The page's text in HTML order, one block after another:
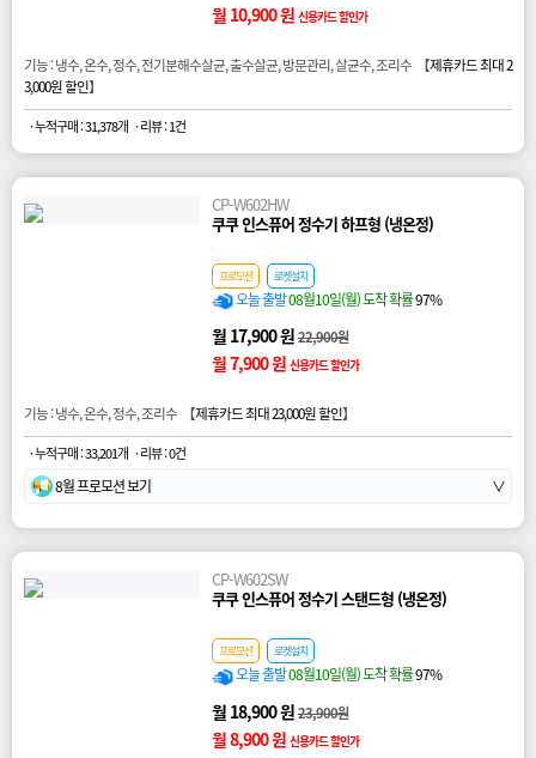
월 10,900 원 신용카드 할인가
기능 : 냉수, 온수, 정수, 전기분해수살균, 출수살균, 방문관리, 살균수, 조리수 【제휴카드 최대 2
3,000원 할인】
· 누적구매 : 31,378개 · 리뷰 : 1건
CP-W602HW
쿠쿠 인스퓨어 정수기 하프형 (냉온정)
프로모션 로켓설치
오늘 출발08월10일(월) 도착 확률97%
월 17,900 원22,900원
월 7,900 원 신용카드 할인가
기능 : 냉수, 온수, 정수, 조리수 【제휴카드 최대 23,000원 할인】
· 누적구매 : 33,201개 · 리뷰 : 0건
8월 프로모션 보기 ∨
CP-W602SW
쿠쿠 인스퓨어 정수기 스탠드형 (냉온정)
프로모션 로켓설치
오늘 출발08월10일(월) 도착 확률97%
월 18,900 원23,900원
월 8,900 원 신용카드 할인가